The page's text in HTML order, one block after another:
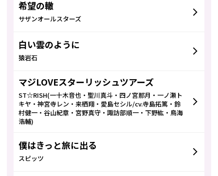
希望の轍
サザンオールスターズ
白い雲のように
猿岩石
マジLOVEスターリッシュツアーズ
ST☆RISH(一十木音也・聖川真斗・四ノ宮那月・一ノ瀬ト
キヤ・神宮寺レン・来栖翔・愛島セシル/cv.寺島拓篤・鈴
村健一・谷山紀章・宮野真守・諏訪部順一・下野紘・鳥海
浩輔)
僕はきっと旅に出る
スピッツ